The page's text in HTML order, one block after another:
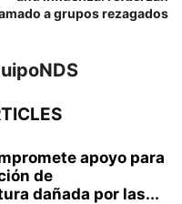
a grupos rezagados
apoyo para
de
dañada por las...